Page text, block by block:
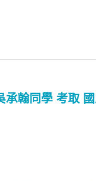
承翰同學 考取